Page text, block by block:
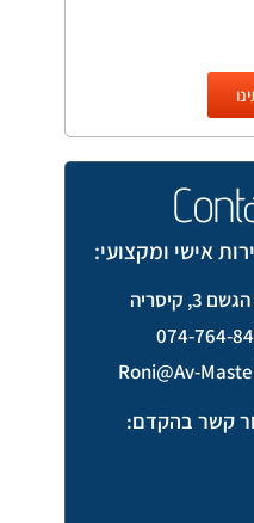
אישי ומקצועי:
קיסריה
קשר בהקדם: